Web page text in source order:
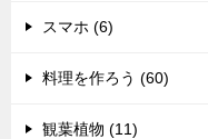
スマホ (6)
料理を作ろう (60)
観葉植物 (11)